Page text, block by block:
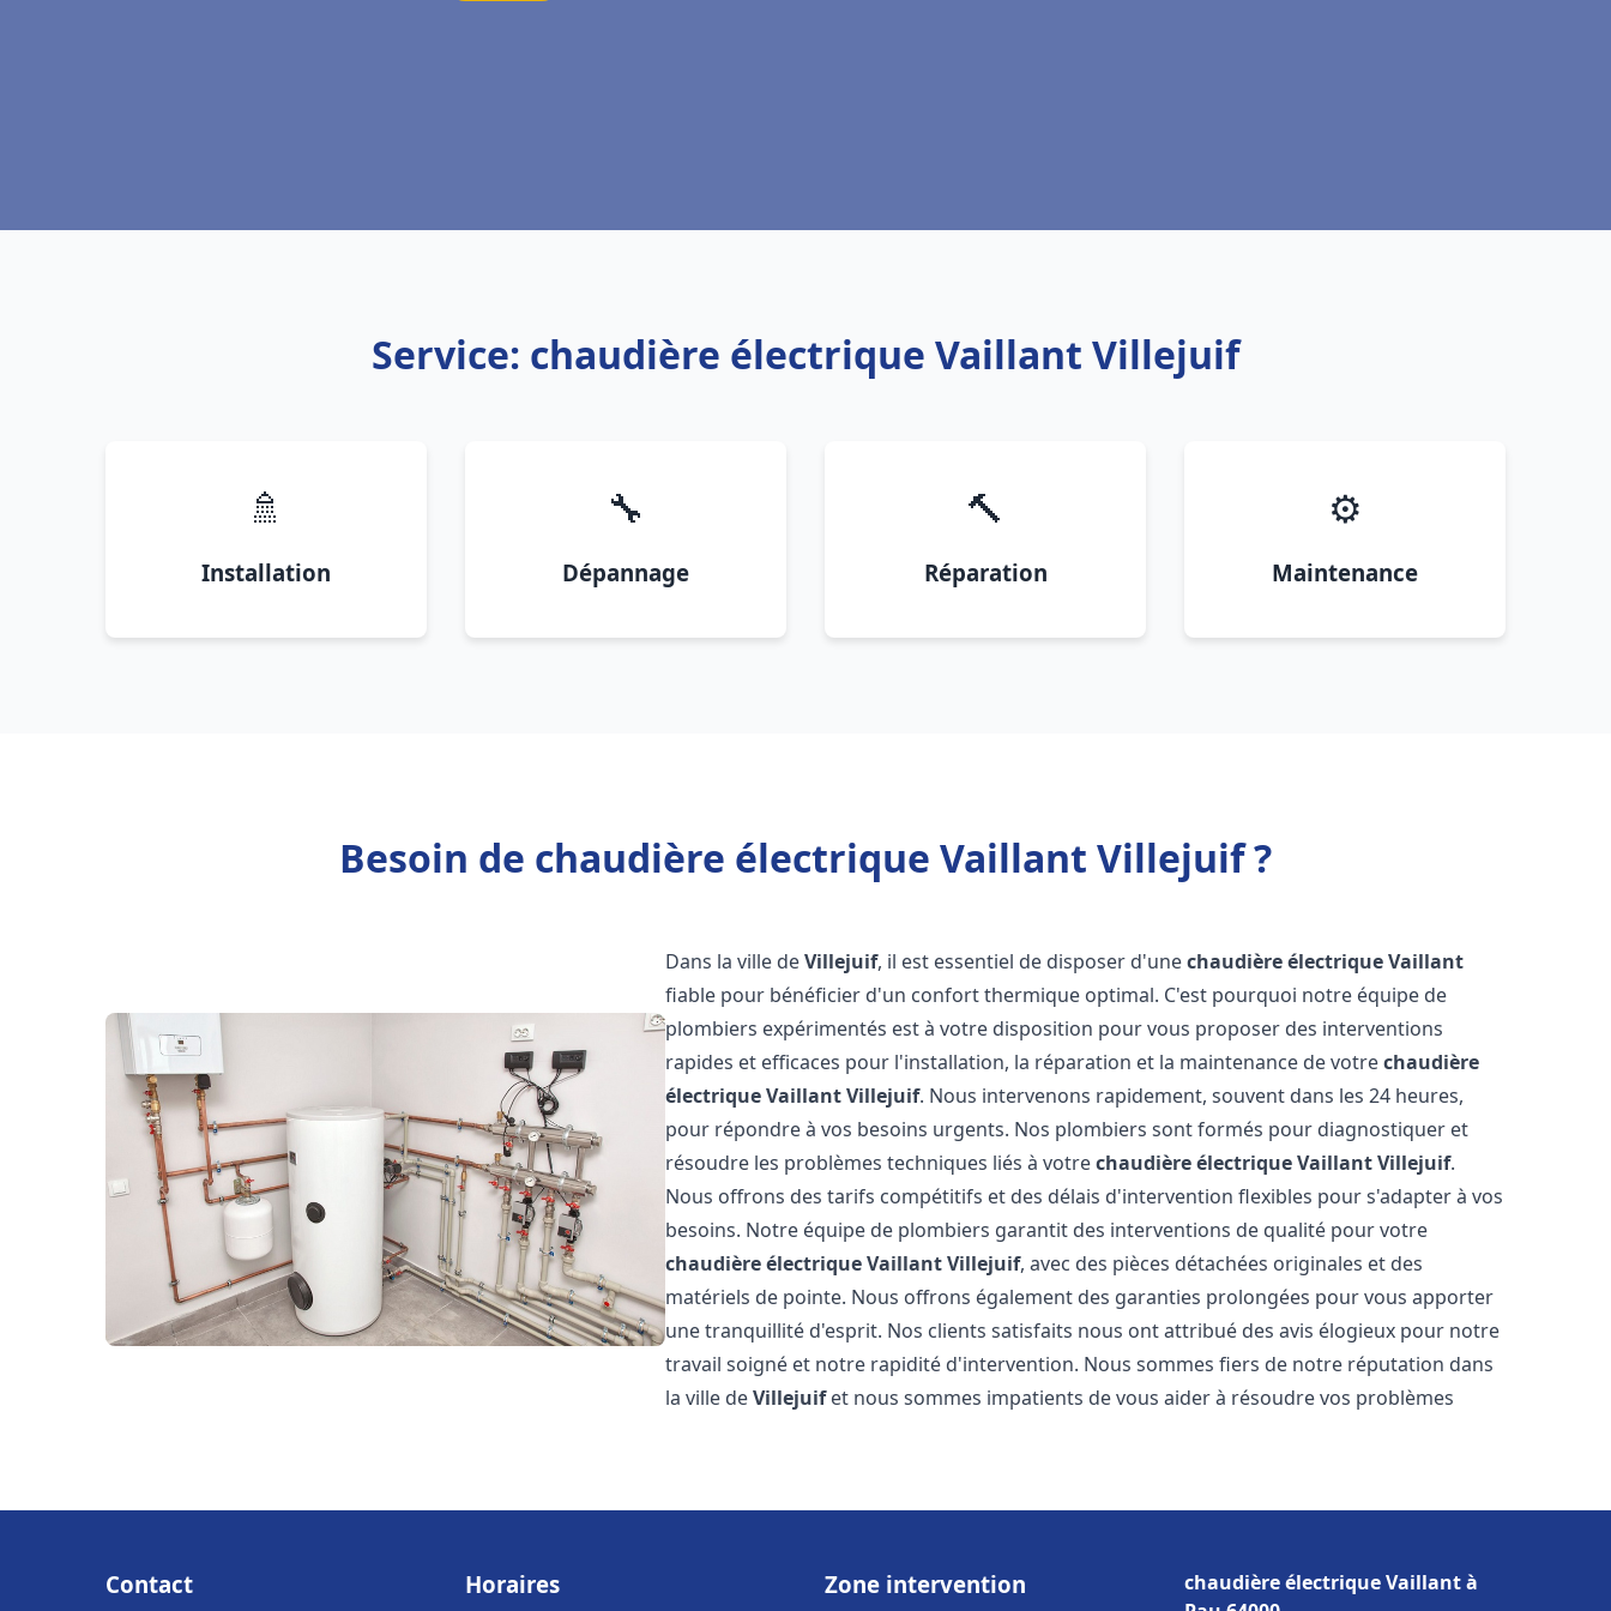
Service: chaudière électrique Vaillant Villejuif
🚿
Installation
🔧
Dépannage
🔨
Réparation
⚙️
Maintenance
Besoin de chaudière électrique Vaillant Villejuif ?
Dans la ville deVillejuif, il est essentiel de disposer d'unechaudière électrique Vaillant
fiable pour bénéficier d'un confort thermique optimal. C'est pourquoi notre équipe de
plombiers expérimentés est à votre disposition pour vous proposer des interventions
rapides et efficaces pour l'installation, la réparation et la maintenance de votrechaudière
électrique VaillantVillejuif. Nous intervenons rapidement, souvent dans les 24 heures,
pour répondre à vos besoins urgents. Nos plombiers sont formés pour diagnostiquer et
résoudre les problèmes techniques liés à votrechaudière électrique VaillantVillejuif.
Nous offrons des tarifs compétitifs et des délais d'intervention flexibles pour s'adapter à vos
besoins. Notre équipe de plombiers garantit des interventions de qualité pour votre
chaudière électrique VaillantVillejuif, avec des pièces détachées originales et des
matériels de pointe. Nous offrons également des garanties prolongées pour vous apporter
une tranquillité d'esprit. Nos clients satisfaits nous ont attribué des avis élogieux pour notre
travail soigné et notre rapidité d'intervention. Nous sommes fiers de notre réputation dans
la ville deVillejuifet nous sommes impatients de vous aider à résoudre vos problèmes
Contact Horaires Zone intervention
chaudière électrique Vaillant à